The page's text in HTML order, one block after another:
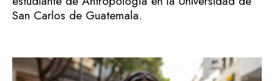
San Carlos de Guatemala.